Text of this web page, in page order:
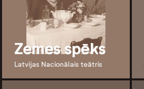
Zemes spēks
Latvijas Nacionālais teātris